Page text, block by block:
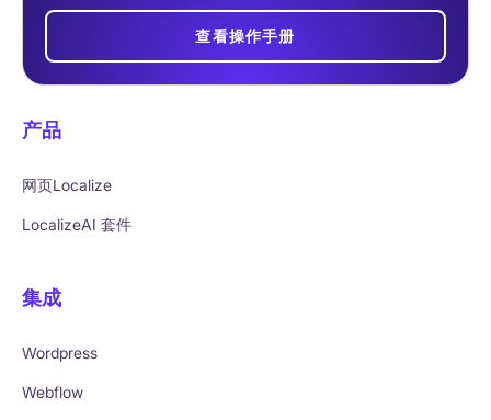
查看操作手册
产品
网页Localize
LocalizeAI 套件
集成
Wordpress
Webflow